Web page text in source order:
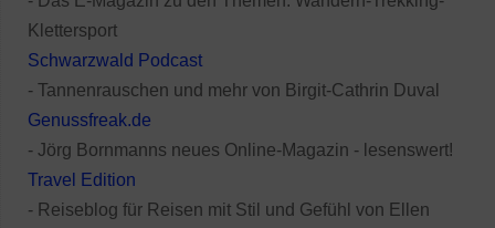
Klettersport
Schwarzwald Podcast
- Tannenrauschen und mehr von Birgit-Cathrin Duval
Genussfreak.de
- Jörg Bornmanns neues Online-Magazin - lesenswert!
Travel Edition
- Reiseblog für Reisen mit Stil und Gefühl von Ellen